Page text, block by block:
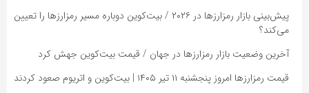
پیش‌بینی بازار رمزارزها در ۲۰۲۶ / بیت‌کوین دوباره مسیر رمزارزها را تعیین
می‌کند؟
آخرین وضعیت بازار رمزارزها در جهان / قیمت بیت‌کوین جهش کرد
قیمت رمزارزها امروز پنجشنبه ۱۱ تیر ۱۴۰۵ | بیت‌کوین و اتریوم صعود کردند